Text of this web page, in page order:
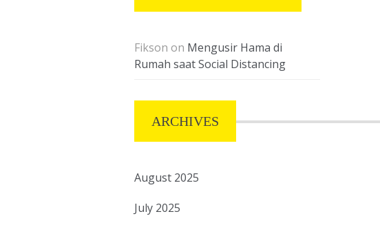
Fikson on Mengusir Hama di
Rumah saat Social Distancing
ARCHIVES
August 2025
July 2025